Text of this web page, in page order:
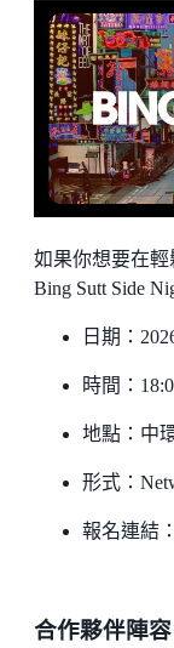
如果你想要在輕
Bing Sutt Side
日期：
時間：
地點：中
形式：
報名連結：
合作夥伴陣容